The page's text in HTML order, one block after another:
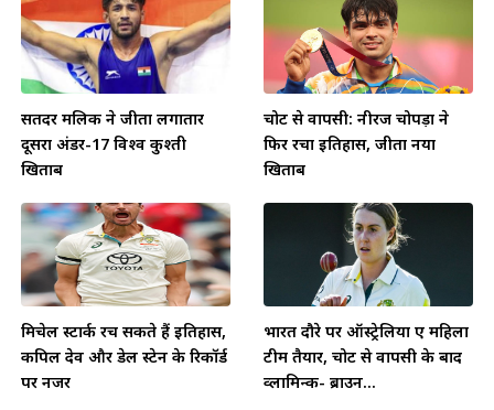
सतिंदर मलिक ने जीता लगातार
दूसरा अंडर-17 विश्व कुश्ती
खिताब
चोट से वापसी: नीरज चोपड़ा ने
फिर रचा इतिहास, जीता नया
खिताब
मिचेल स्टार्क रच सकते हैं इतिहास,
कपिल देव और डेल स्टेन के रिकॉर्ड
पर नजर
भारत दौरे पर ऑस्ट्रेलिया ए महिला
टीम तैयार, चोट से वापसी के बाद
व्लामिन्क- ब्राउन...